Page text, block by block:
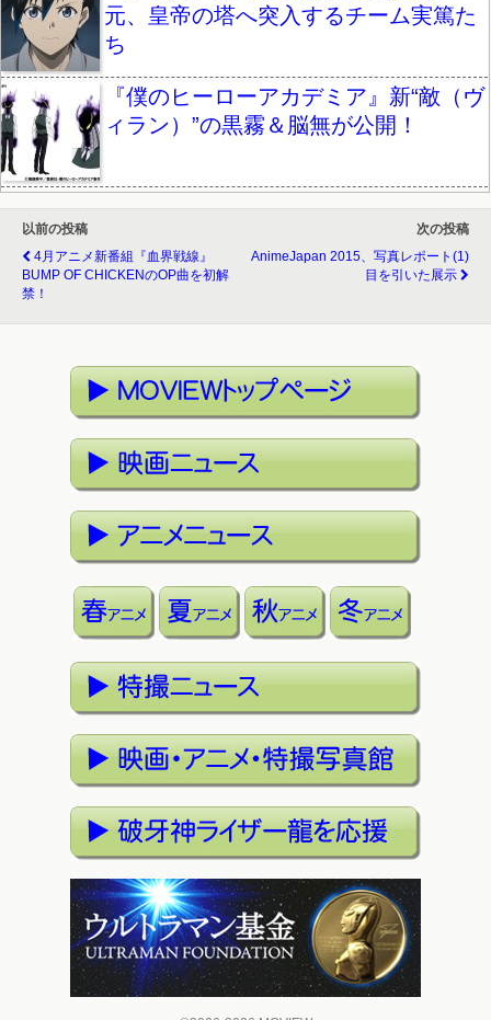
元、皇帝の塔へ突入するチーム実篤た
ち
『僕のヒーローアカデミア』新“敵（ヴ
ィラン）”の黒霧＆脳無が公開！
以前の投稿
4月アニメ新番組『血界戦線』
BUMP OF CHICKENのOP曲を初解
禁！
次の投稿
AnimeJapan 2015、写真レポート(1)
目を引いた展示